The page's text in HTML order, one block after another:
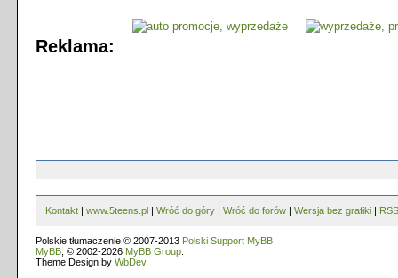
Reklama:
Kontakt | www.5teens.pl | Wróć do góry | Wróć do forów | Wersja bez grafiki | RSS
Polskie tłumaczenie © 2007-2013 Polski Support MyBB
MyBB , © 2002-2026 MyBB Group
Theme Design by WbDev